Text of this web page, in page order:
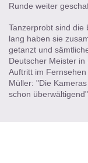
Runde weiter
Tanzerprobt sind die
lang haben sie
getanzt und
Deutscher Meister
Auftritt im
Müller: "Die
schon